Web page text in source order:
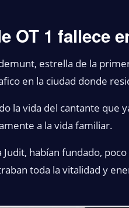
OT 1 fallece
estrella de la
en la ciudad donde
la vida del cantante que
a la vida familiar.
habían fundado,
toda la vitalidad y